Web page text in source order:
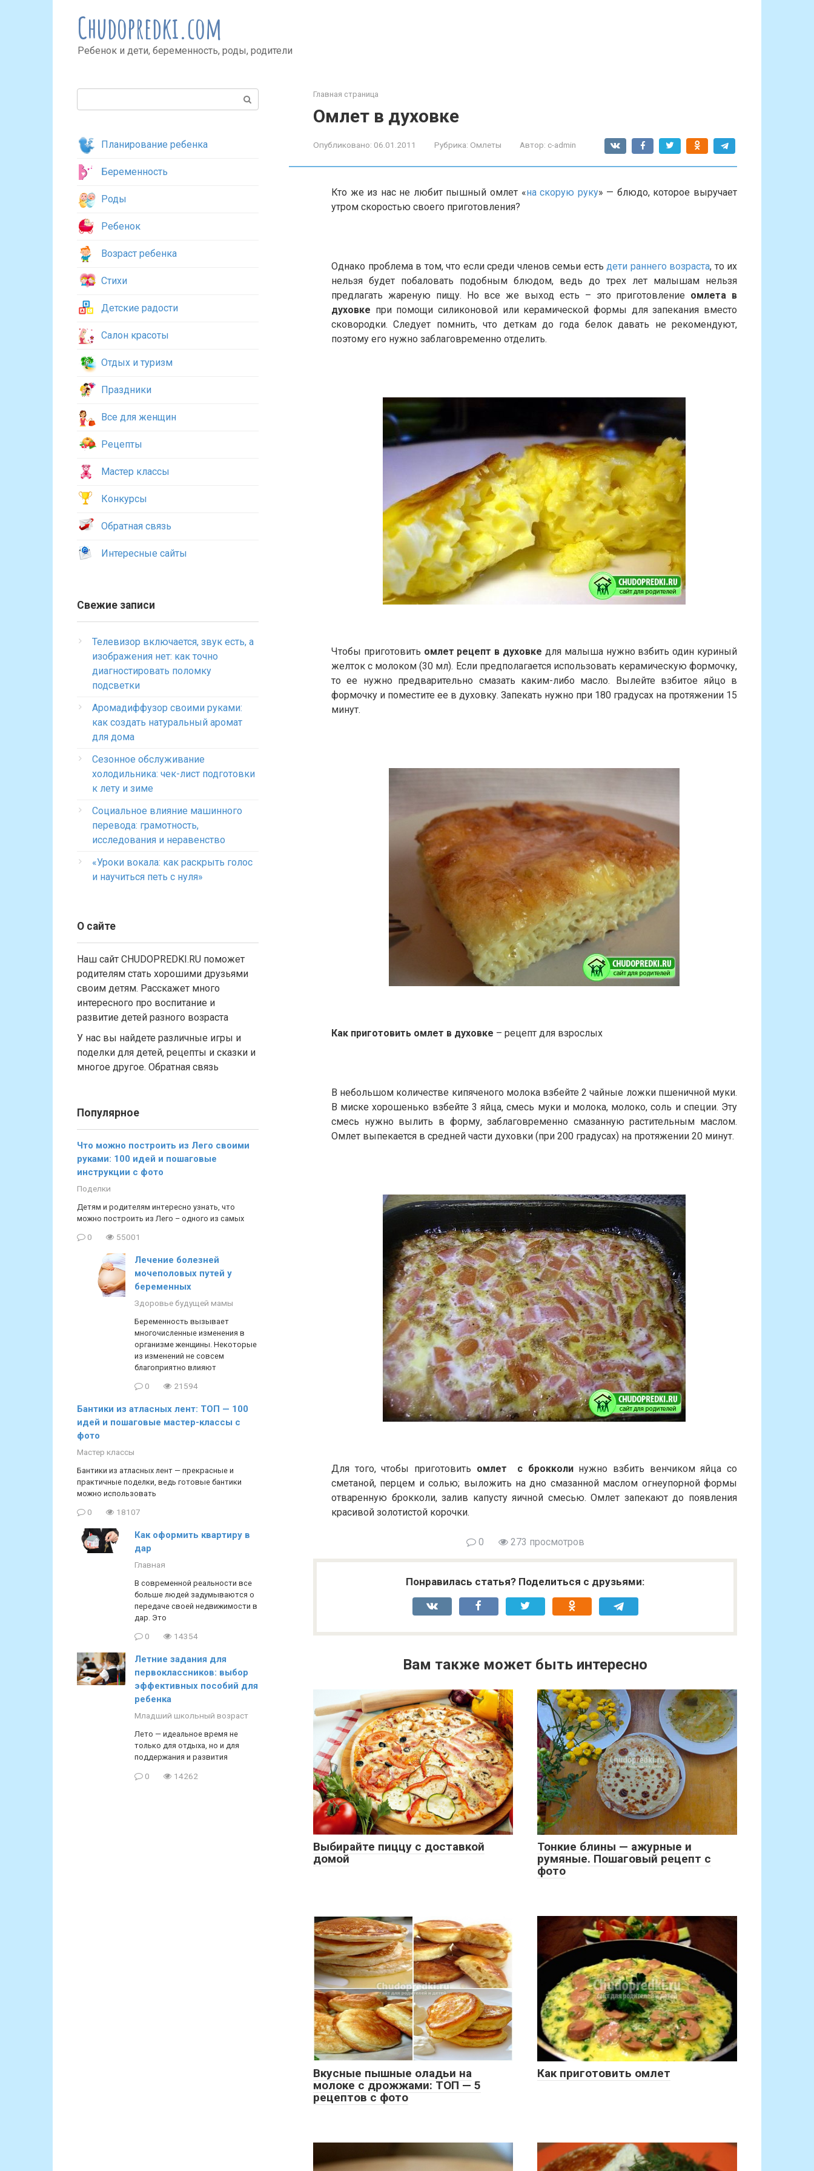
Chudopredki.com
Ребенок и дети, беременность, роды, родители
Главная страница
Омлет в духовке
Опубликовано: 06.01.2011 Рубрика: Омлеты Автор: c-admin
Кто же из нас не любит пышный омлет «на скорую руку» — блюдо, которое выручает
утром скоростью своего приготовления?
Однако проблема в том, что если среди членов семьи есть дети раннего возраста, то их
нельзя будет побаловать подобным блюдом, ведь до трех лет малышам нельзя
предлагать жареную пищу. Но все же выход есть – это приготовление омлета в
духовке при помощи силиконовой или керамической формы для запекания вместо
сковородки. Следует помнить, что деткам до года белок давать не рекомендуют,
поэтому его нужно заблаговременно отделить.
Чтобы приготовить омлет рецепт в духовке для малыша нужно взбить один куриный
желток с молоком (30 мл). Если предполагается использовать керамическую формочку,
то ее нужно предварительно смазать каким-либо масло. Вылейте взбитое яйцо в
формочку и поместите ее в духовку. Запекать нужно при 180 градусах на протяжении 15
минут.
Как приготовить омлет в духовке – рецепт для взрослых
В небольшом количестве кипяченого молока взбейте 2 чайные ложки пшеничной муки.
В миске хорошенько взбейте 3 яйца, смесь муки и молока, молоко, соль и специи. Эту
смесь нужно вылить в форму, заблаговременно смазанную растительным маслом.
Омлет выпекается в средней части духовки (при 200 градусах) на протяжении 20 минут.
Для того, чтобы приготовить омлет с брокколинужно взбить венчиком яйца со
сметаной, перцем и солью; выложить на дно смазанной маслом огнеупорной формы
отваренную брокколи, залив капусту яичной смесью. Омлет запекают до появления
красивой золотистой корочки.
0 273 просмотров
Понравилась статья? Поделиться с друзьями:
Вам также может быть интересно
Выбирайте пиццу с доставкой
домой
Тонкие блины — ажурные и
румяные. Пошаговый рецепт с
фото
Вкусные пышные оладьи на
молоке с дрожжами: ТОП — 5
рецептов с фото
Как приготовить омлет
Планирование ребенка
Беременность
Роды
Ребенок
Возраст ребенка
Стихи
Детские радости
Салон красоты
Отдых и туризм
Праздники
Все для женщин
Рецепты
Мастер классы
Конкурсы
Обратная связь
Интересные сайты
Свежие записи
Телевизор включается, звук есть, а
изображения нет: как точно
диагностировать поломку
подсветки
Аромадиффузор своими руками:
как создать натуральный аромат
для дома
Сезонное обслуживание
холодильника: чек-лист подготовки
к лету и зиме
Социальное влияние машинного
перевода: грамотность,
исследования и неравенство
«Уроки вокала: как раскрыть голос
и научиться петь с нуля»
О сайте
Наш сайт CHUDOPREDKI.RU поможет
родителям стать хорошими друзьями
своим детям. Расскажет много
интересного про воспитание и
развитие детей разного возраста
У нас вы найдете различные игры и
поделки для детей, рецепты и сказки и
многое другое. Обратная связь
Популярное
Что можно построить из Лего своими
руками: 100 идей и пошаговые
инструкции с фото
Поделки
Детям и родителям интересно узнать, что
можно построить из Лего – одного из самых
0 55001
Лечение болезней
мочеполовых путей у
беременных
Здоровье будущей мамы
Беременность вызывает
многочисленные изменения в
организме женщины. Некоторые
из изменений не совсем
благоприятно влияют
0 21594
Бантики из атласных лент: ТОП — 100
идей и пошаговые мастер-классы с
фото
Мастер классы
Бантики из атласных лент — прекрасные и
практичные поделки, ведь готовые бантики
можно использовать
0 18107
Как оформить квартиру в
дар
Главная
В современной реальности все
больше людей задумываются о
передаче своей недвижимости в
дар. Это
0 14354
Летние задания для
первоклассников: выбор
эффективных пособий для
ребенка
Младший школьный возраст
Лето — идеальное время не
только для отдыха, но и для
поддержания и развития
0 14262